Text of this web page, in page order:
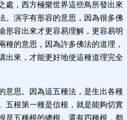
處，西方極樂世界這些鳥所發出來
。演字有形容的意思，因為很多佛
形容出來才更容易理解，更容易明
種的意思，因為許多佛法的道理，
出來，才能更好地使這種道理完全
意思。因為這五種法，是生出各種
五根第一種是信根，就是能夠切實
是五種根的總根。還有四種根，都